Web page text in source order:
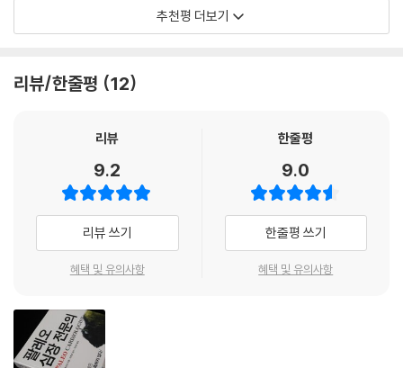
높다고 하면서 달걀노른자를 멀리하는 환자들이 많은 실정이다. 노력을 기
울이기에 앞서 올바른 정보를 아는 것이 중요한 이유다.
닥터 울프슨은 이 책을 통해 환자들에게 정보를 전달하고, 그 정보는 환자
가득하다. 콜레스테롤 가설에 대해 기존의 통설을 뒤집는 연구결과부터 매
우 유용한 20가지 혈액검사와 정반대로 위험하고 불필요한 의료검사에 이
르기까지 유용한 정보들이 균형적으로 가득 차 있다. 또한, 중금속에서부
터 수면부족, 영양, 음료에 이르기까지 습관적으로 병원에 가면서도 환자
들이 궁금해 하지 않는 건강의 기본 조건들을 모두 아우른다. 닥터 울프슨
은 모든 정보를 솔직하게 그리고 과학적인 근거들을 제시하며 기술해 놓았
시간 맞춰 처방 약만 잘 챙겨 먹는 수동적인 환자들에게 한발 더 나아가 본
인의 건강을 스스로 챙기는 주체가 되라고 말한다. 그리고 그것을 가능케
할 수 있는 정보들이 이 책에 담겨 있다. 이 책에는 그의 안타까움이 엿보인
며, 보충제의 최신 연구 경향이나 심혈관질환을 예방하는 방법을 접할 기
회가 없기 때문이다. 울프슨 박사는 대부분 의사가 할 수 없는 것을 기꺼이
치유 방법은 심혈관질환의 치료 및 예방을 위한 최첨단 정보들이다. 이 책
- 마크 고든 (의학박사, 심장내과 전문의, 미국항노화학회 정회원)
울프슨 박사는 정곡을 찔렀다. ‘생활습관’ 의학은 가장 강력한 치료법이자
최적의 건강 상태를 지키기 위한 열쇠다. 그가 열쇠를 돌려 생명력 넘치는
삶으로 문을 활짝 열어 줄 것이다. 그의 도움을 받기 바란다. 울프슨 박사가
것이다.
- 트렌트 G. 오르파노스 (의학박사, 심장내과 전문의, 내과 전문의, 기능의학 전문의,
인디애나 의과대학 임상 부교수)
추천평 더보기
리뷰/한줄평 12
리뷰
9.2
리뷰 쓰기
혜택 및 유의사항
한줄평
9.0
한줄평 쓰기
혜택 및 유의사항